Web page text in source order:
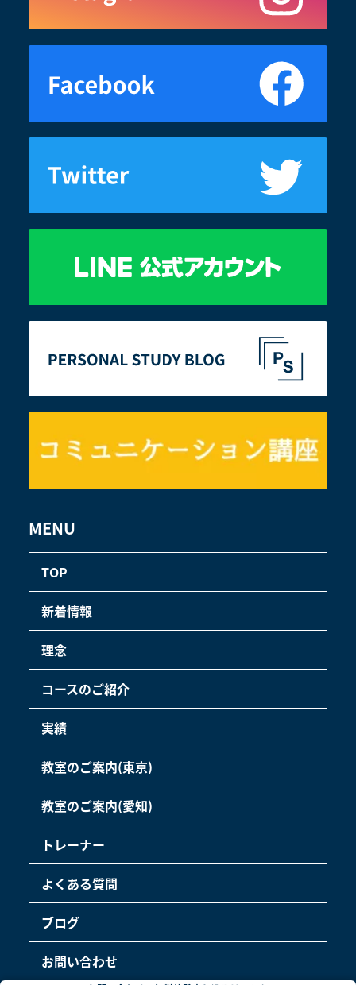
MENU
TOP
新着情報
理念
コースのご紹介
実績
教室のご案内(東京)
教室のご案内(愛知)
トレーナー
よくある質問
ブログ
お問い合わせ